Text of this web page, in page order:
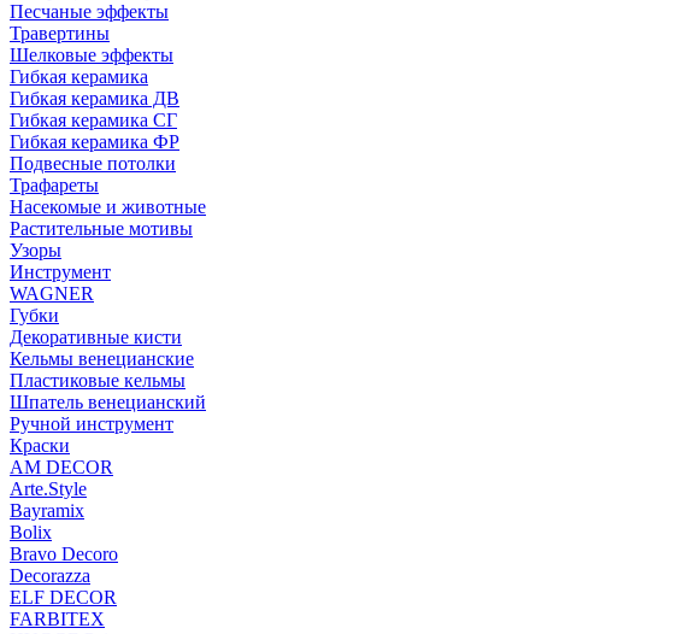
Песчаные эффекты
Травертины
Шелковые эффекты
Гибкая керамика
Гибкая керамика ДВ
Гибкая керамика СГ
Гибкая керамика ФР
Подвесные потолки
Трафареты
Насекомые и животные
Растительные мотивы
Узоры
Инструмент
WAGNER
Губки
Декоративные кисти
Кельмы венецианские
Пластиковые кельмы
Шпатель венецианский
Ручной инструмент
Краски
AM DECOR
Arte.Style
Bayramix
Bolix
Bravo Decoro
Decorazza
ELF DECOR
FARBITEX